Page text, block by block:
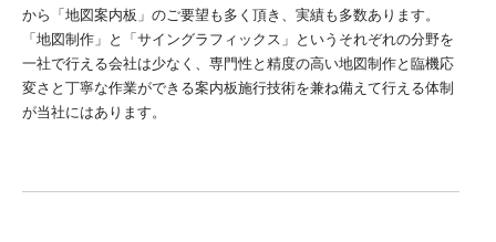
から「地図案内板」のご要望も多く頂き、実績も多数あります。
「地図制作」と「サイングラフィックス」というそれぞれの分野を
一社で行える会社は少なく、専門性と精度の高い地図制作と臨機応
変さと丁寧な作業ができる案内板施行技術を兼ね備えて行える体制
が当社にはあります。